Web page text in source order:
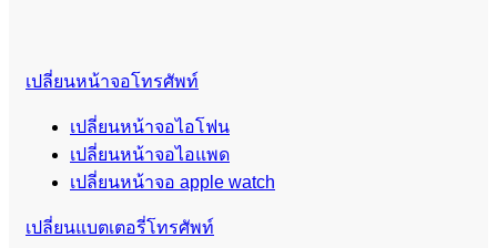
เปลี่ยนหน้าจอโทรศัพท์
เปลี่ยนหน้าจอไอโฟน
เปลี่ยนหน้าจอไอแพด
เปลี่ยนหน้าจอ apple watch
เปลี่ยนแบตเตอรี่โทรศัพท์